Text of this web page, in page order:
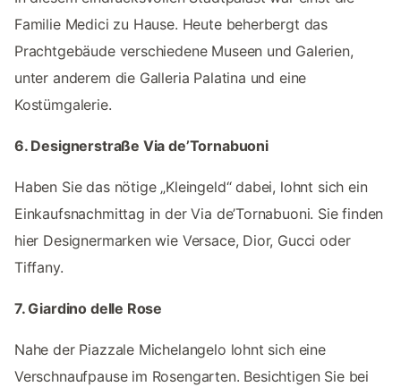
Familie Medici zu Hause. Heute beherbergt das
Prachtgebäude verschiedene Museen und Galerien,
unter anderem die Galleria Palatina und eine
Kostümgalerie.
6. Designerstraße Via de’Tornabuoni
Haben Sie das nötige „Kleingeld“ dabei, lohnt sich ein
Einkaufsnachmittag in der Via de’Tornabuoni. Sie finden
hier Designermarken wie Versace, Dior, Gucci oder
Tiffany.
7. Giardino delle Rose
Nahe der Piazzale Michelangelo lohnt sich eine
Verschnaufpause im Rosengarten. Besichtigen Sie bei